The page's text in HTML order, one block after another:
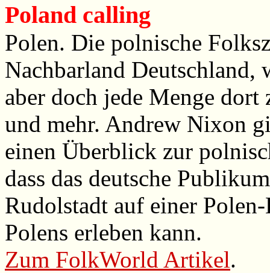
Poland calling
Polen. Die polnische
Nachbarland Deutschland,
aber doch jede Menge dort
und mehr. Andrew Nixon
einen Überblick zur
dass das deutsche
Rudolstadt auf einer
Polens erleben kann.
Zum FolkWorld Artikel.